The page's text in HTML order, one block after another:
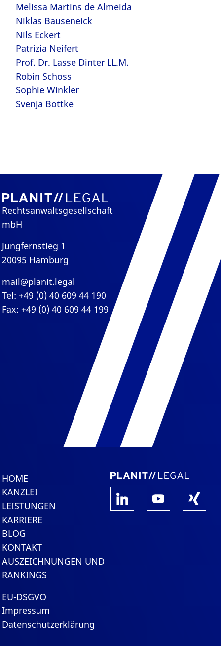
Melissa Martins de Almeida
Niklas Bauseneick
Nils Eckert
Patrizia Neifert
Prof. Dr. Lasse Dinter LL.M.
Robin Schoss
Sophie Winkler
Svenja Bottke
Rechtsanwaltsgesellschaft
mbH
Jungfernstieg 1
20095 Hamburg
mail@planit.legal
Tel: +49 (0) 40 609 44 190
Fax: +49 (0) 40 609 44 199
HOME
KANZLEI
LEISTUNGEN
KARRIERE
BLOG
KONTAKT
AUSZEICHNUNGEN UND
RANKINGS
EU-DSGVO
Impressum
Datenschutzerklärung